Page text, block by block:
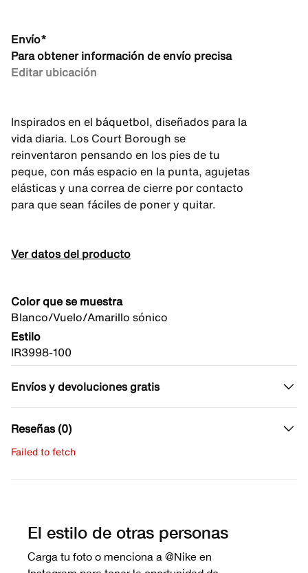
Envío*
Para obtener información de envío precisa
Editar ubicación
Inspirados en el báquetbol, diseñados para la
vida diaria. Los Court Borough se
reinventaron pensando en los pies de tu
peque, con más espacio en la punta, agujetas
elásticas y una correa de cierre por contacto
para que sean fáciles de poner y quitar.
Ver datos del producto
Color que se muestra
Blanco/Vuelo/Amarillo sónico
Estilo
IR3998-100
Envíos y devoluciones gratis
Reseñas (0)
Failed to fetch